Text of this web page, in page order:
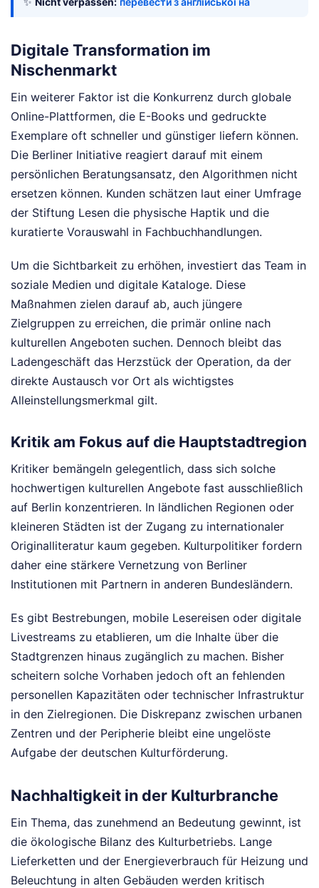
Digitale Transformation im
Nischenmarkt
Ein weiterer Faktor ist die Konkurrenz durch globale
Online-Plattformen, die E-Books und gedruckte
Exemplare oft schneller und günstiger liefern können.
Die Berliner Initiative reagiert darauf mit einem
persönlichen Beratungsansatz, den Algorithmen nicht
ersetzen können. Kunden schätzen laut einer Umfrage
der Stiftung Lesen die physische Haptik und die
kuratierte Vorauswahl in Fachbuchhandlungen.
Um die Sichtbarkeit zu erhöhen, investiert das Team in
soziale Medien und digitale Kataloge. Diese
Maßnahmen zielen darauf ab, auch jüngere
Zielgruppen zu erreichen, die primär online nach
kulturellen Angeboten suchen. Dennoch bleibt das
Ladengeschäft das Herzstück der Operation, da der
direkte Austausch vor Ort als wichtigstes
Alleinstellungsmerkmal gilt.
Kritik am Fokus auf die Hauptstadtregion
Kritiker bemängeln gelegentlich, dass sich solche
hochwertigen kulturellen Angebote fast ausschließlich
auf Berlin konzentrieren. In ländlichen Regionen oder
kleineren Städten ist der Zugang zu internationaler
Originalliteratur kaum gegeben. Kulturpolitiker fordern
daher eine stärkere Vernetzung von Berliner
Institutionen mit Partnern in anderen Bundesländern.
Es gibt Bestrebungen, mobile Lesereisen oder digitale
Livestreams zu etablieren, um die Inhalte über die
Stadtgrenzen hinaus zugänglich zu machen. Bisher
scheitern solche Vorhaben jedoch oft an fehlenden
personellen Kapazitäten oder technischer Infrastruktur
in den Zielregionen. Die Diskrepanz zwischen urbanen
Zentren und der Peripherie bleibt eine ungelöste
Aufgabe der deutschen Kulturförderung.
Nachhaltigkeit in der Kulturbranche
Ein Thema, das zunehmend an Bedeutung gewinnt, ist
die ökologische Bilanz des Kulturbetriebs. Lange
Lieferketten und der Energieverbrauch für Heizung und
Beleuchtung in alten Gebäuden werden kritisch